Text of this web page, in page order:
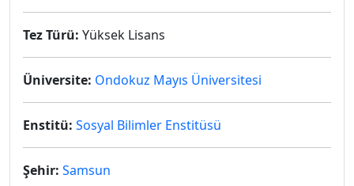
Tez Türü: Yüksek Lisans
Üniversite: Ondokuz Mayıs Üniversitesi
Enstitü: Sosyal Bilimler Enstitüsü
Şehir: Samsun